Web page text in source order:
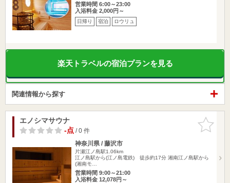
営業時間 6:00～23:00
入浴料金 2,000円～
日帰り 宿泊 ロウリュ
楽天トラベルの宿泊プランを見る
関連情報から探す
お気に入
りに追加
エノシマサウナ
-点/ 0 件
神奈川県 / 藤沢市
片瀬江ノ島駅1.06km
江ノ島駅から(江ノ島電鉄) 徒歩約17分 湘南江ノ島駅から
(湘南モ…
営業時間 9:00～21:00
入浴料金 12,078円～